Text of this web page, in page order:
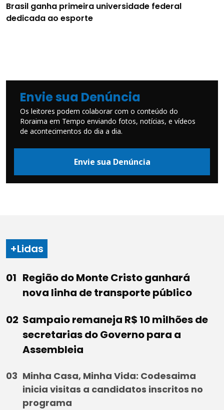
Brasil ganha primeira universidade federal
dedicada ao esporte
Envie sua Denúncia
Os leitores podem colaborar com o conteúdo do
Roraima em Tempo enviando fotos, notícias, e vídeos
de acontecimentos do dia a dia.
Envie sua Denúncia
+Lidas
Região do Monte Cristo ganhará
nova linha de transporte público
Sampaio remaneja R$ 10 milhões de
secretarias do Governo para a
Assembleia
Minha Casa, Minha Vida: Codesaima
inicia visitas a candidatos inscritos no
programa